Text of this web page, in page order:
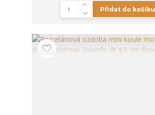
Přidat do košíku